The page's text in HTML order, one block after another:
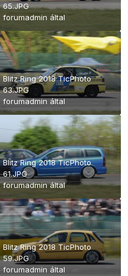
65.JPG
forumadmin által
Blitz Ring 2018 TicPhoto
63.JPG
forumadmináltal
Blitz Ring 2018 TicPhoto
61.JPG
forumadmináltal
Blitz Ring 2018 TicPhoto
59.JPG
forumadmin által